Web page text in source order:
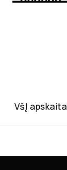
VšĮ apskaita